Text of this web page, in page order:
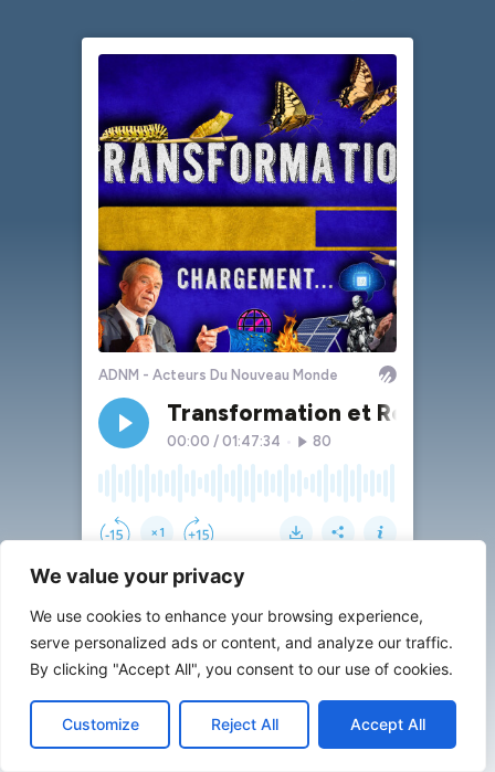
We value your privacy
We use cookies to enhance your browsing experience,
serve personalized ads or content, and analyze our traffic.
By clicking "Accept All", you consent to our use of cookies.
Customize Reject All Accept All